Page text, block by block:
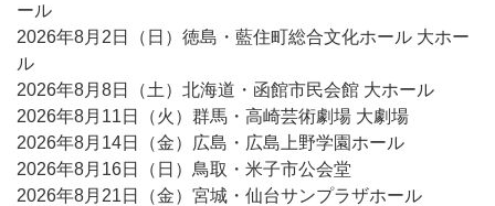
ール
2026年8月2日（日）徳島・藍住町総合文化ホール 大ホー
ル
2026年8月8日（土）北海道・函館市民会館 大ホール
2026年8月11日（火）群馬・高崎芸術劇場 大劇場
2026年8月14日（金）広島・広島上野学園ホール
2026年8月16日（日）鳥取・米子市公会堂
2026年8月21日（金）宮城・仙台サンプラザホール